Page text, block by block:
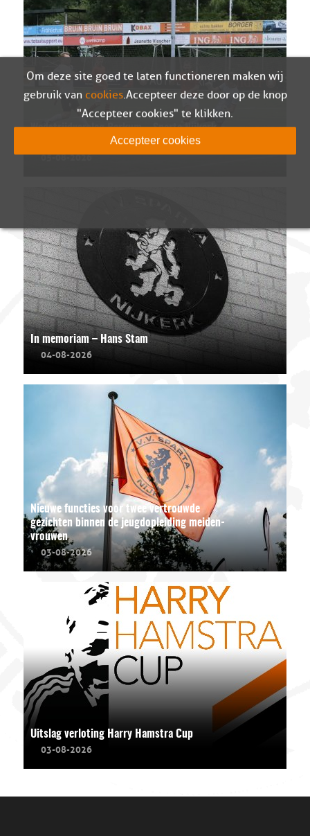
Wedstrijdverslag Berkum – Sparta Nijkerk
05-08-2026
In memoriam – Hans Stam
04-08-2026
Nieuwe functies voor twee vertrouwde
gezichten binnen de jeugdopleiding meiden-
vrouwen
03-08-2026
Uitslag verloting Harry Hamstra Cup
03-08-2026
Om deze site goed te laten functioneren maken wij
gebruik van cookies. Accepteer deze door op de knop
"Accepteer cookies" te klikken.
Accepteer cookies